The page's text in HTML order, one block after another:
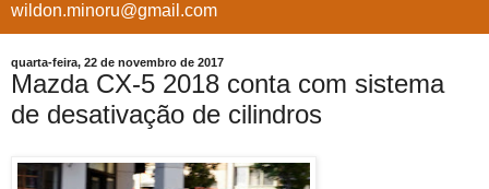
wildon.minoru@gmail.com
quarta-feira, 22 de novembro de 2017
Mazda CX-5 2018 conta com sistema
de desativação de cilindros